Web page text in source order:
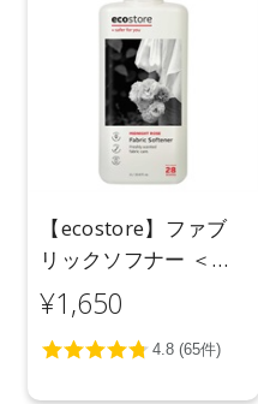
【ecostore】ファブ
リックソフナー ＜ミ
ッドナイトローズ＞
1L
¥1,650